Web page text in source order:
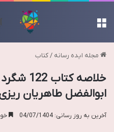
مجله ایده رسانه /کتاب
خلاصه
ابوالفضل طاهریان
آخرین به روز رسانی: 04/07/1404